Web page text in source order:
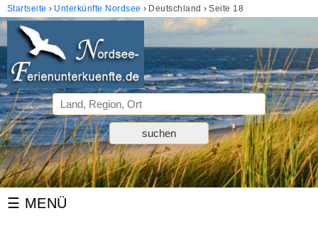
Startseite Unterkünfte Nordsee Deutschland Seite 18